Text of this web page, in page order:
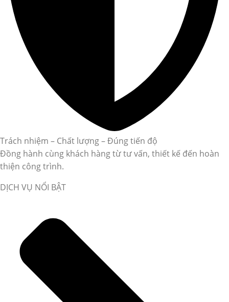
Trách nhiệm – Chất lượng – Đúng tiến độ
Đồng hành cùng khách hàng từ tư vấn, thiết kế đến hoàn
thiện công trình.
DỊCH VỤ NỔI BẬT